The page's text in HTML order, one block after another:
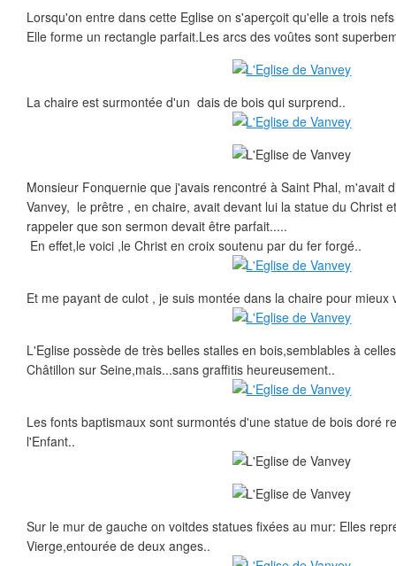
Lorsqu'on entre dans cette Eglise on s'aperçoit qu'elle a trois
Elle forme un rectangle parfait.Les arcs des voûtes sont
La chaire est surmontée d'un dais de bois qui surprend..
Monsieur Fonquernie que j'avais rencontré à Saint Phal, m'avait
Vanvey, le prêtre , en chaire, avait devant lui la statue du Christ
rappeler que son sermon devait être parfait.....
En effet,le voici ,le Christ en croix soutenu par du fer forgé..
Et me payant de culot , je suis montée dans la chaire pour mieux
L'Eglise possède de très belles stalles en bois,semblables à
Châtillon sur Seine,mais...sans graffitis heureusement..
Les fonts baptismaux sont surmontés d'une statue de bois doré
l'Enfant..
Sur le mur de gauche on voitdes statues fixées au mur: Elles
Vierge,entourée de deux anges..